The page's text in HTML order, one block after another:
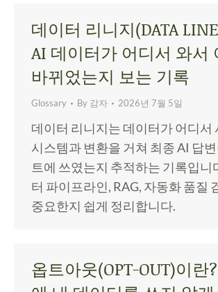
데이터 리니지(DATA
AI 데이터가 어디서 와서
바뀌었는지 보는 기록
Glossary By 감자 2026년 7월 5일
데이터 리니지는 데이터가 어디서
시스템과 변환을 거쳐 최종 AI 답
트에 쓰였는지 추적하는 기록입니
터 파이프라인, RAG, 자동화 품질
중요한지 쉽게 정리합니다.
옵트아웃(OPT-OUT)이란